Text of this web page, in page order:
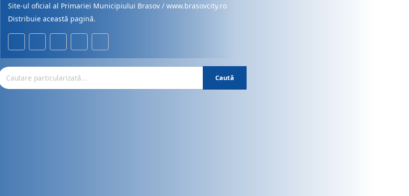
Site-ul oficial al Primariei Municipiului Brasov / www.brasovcity.ro
Distribuie această pagină.
Caută